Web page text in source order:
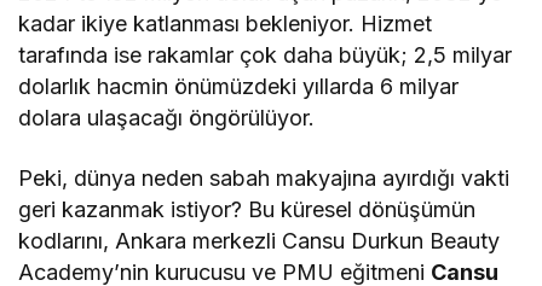
kadar ikiye katlanması bekleniyor. Hizmet
tarafında ise rakamlar çok daha büyük; 2,5 milyar
dolarlık hacmin önümüzdeki yıllarda 6 milyar
dolara ulaşacağı öngörülüyor.
Peki, dünya neden sabah makyajına ayırdığı vakti
geri kazanmak istiyor? Bu küresel dönüşümün
kodlarını, Ankara merkezli Cansu Durkun Beauty
Academy’nin kurucusu ve PMU eğitmeni Cansu